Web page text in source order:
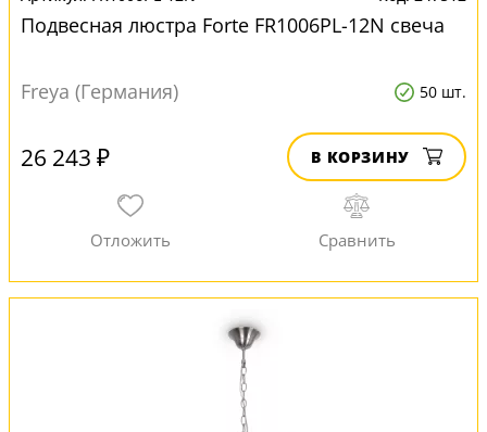
Подвесная люстра Forte FR1006PL-12N свеча
Freya (Германия) 50 шт.
26 243 ₽ В КОРЗИНУ